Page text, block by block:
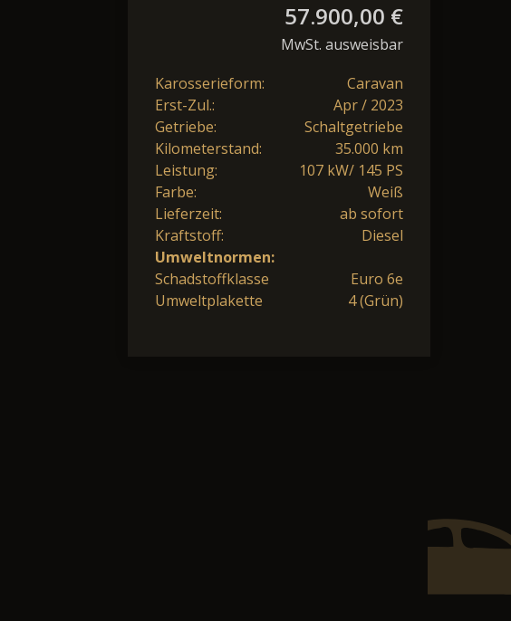
57.900,00 €
MwSt. ausweisbar
Karosserieform:
Caravan
Erst-Zul.:
Apr / 2023
Getriebe:
Schaltgetriebe
Kilometerstand:
35.000 km
Leistung:
107 kW/ 145 PS
Farbe:
Weiß
Lieferzeit:
ab sofort
Kraftstoff:
Diesel
Umweltnormen:
Schadstoffklasse
Euro 6e
Umweltplakette
4 (Grün)